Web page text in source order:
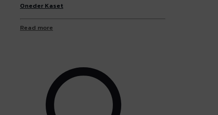
Oneder Kaset
Read more